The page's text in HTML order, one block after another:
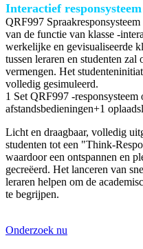
Interactief responsysteem
QRF997
van de functie van klasse -
werkelijke en gevisualiseerde
tussen leraren en studenten zal
vermengen. Het
volledig gesimuleerd.
1 Set QRF997 -
afstandsbedieningen+1
Licht en draagbaar, volledig
studenten tot een "Think-
waardoor een ontspannen en
gecreëerd. Het lanceren van
leraren helpen om de
te begrijpen.
Onderzoek nu